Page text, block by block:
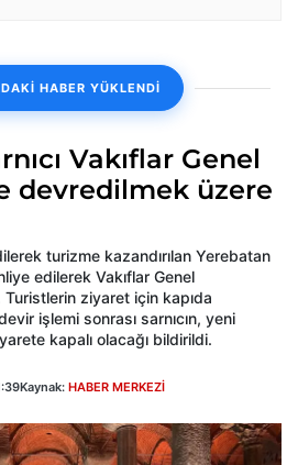
HABER YÜKLENDİ
Vakıflar Genel
devredilmek üzere
turizme kazandırılan Yerebatan
edilerek Vakıflar Genel
ziyaret için kapıda
işlemi sonrası sarnıcın, yeni
kapalı olacağı bildirildi.
Kaynak: HABER MERKEZİ